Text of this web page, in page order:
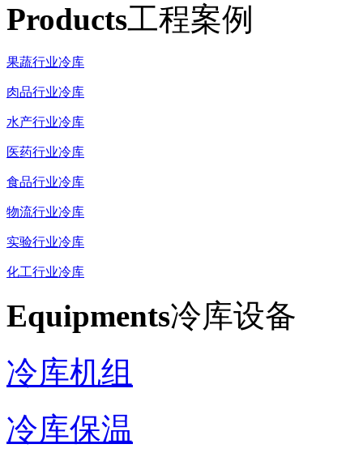
Products工程案例
果蔬行业冷库
肉品行业冷库
水产行业冷库
医药行业冷库
食品行业冷库
物流行业冷库
实验行业冷库
化工行业冷库
Equipments冷库设备
冷库机组
冷库保温